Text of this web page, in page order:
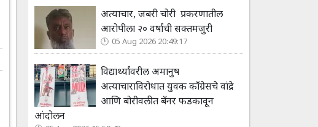
अत्याचार, जबरी चोरी प्रकरणातील
आरोपीला २० वर्षांची सक्तमजुरी
05 Aug 2026 20:49:17
विद्यार्थ्यांवरील अमानुष
अत्याचाराविरोधात युवक काँग्रेसचे वांद्रे
आणि बोरीवलीत बॅनर फडकावून
आंदोलन